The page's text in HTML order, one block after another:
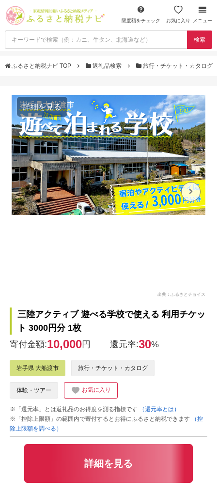
限度額をチェック お気に入り メニュー
検索
ふるさと納税ナビ TOP 返礼品検索 旅行・チケット・カタログ
詳細を見る
出典：ふるさとチョイス
三陸アクティブ 遊べる学校で使える 利用チケッ
ト 3000円分 1枚
寄付金額:10,000円 還元率:30%
岩手県 大船渡市 旅行・チケット・カタログ
体験・ツアー お気に入り
※「還元率」とは返礼品のお得度を測る指標です
（還元率とは）
※「控除上限額」の範囲内で寄付するとお得にふるさと納税できます
（控
除上限額を調べる）
詳細を見る